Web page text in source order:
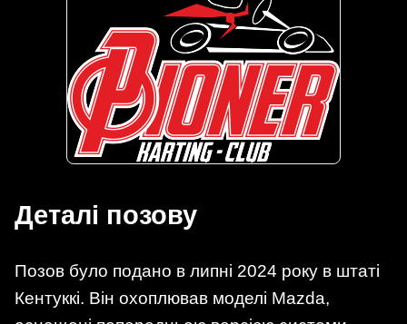
Деталі позову
Позов було подано в липні 2024 року в штаті
Кентуккі. Він охоплював моделі Mazda,